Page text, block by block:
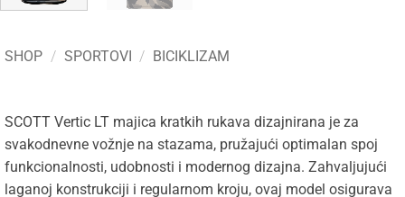
SHOP / SPORTOVI / BICIKLIZAM
SCOTT Vertic LT majica kratkih rukava dizajnirana je za
svakodnevne vožnje na stazama, pružajući optimalan spoj
funkcionalnosti, udobnosti i modernog dizajna. Zahvaljujući
laganoj konstrukciji i regularnom kroju, ovaj model osigurava